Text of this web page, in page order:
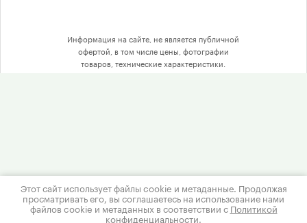
Информация на сайте, не является публичной
офертой, в том числе цены, фотографии
товаров, технические характеристики.
Интернет магазин картриджей
Этот сайт использует файлы cookie и метаданные. Продолжая
просматривать его, вы соглашаетесь на использование нами
файлов cookie и метаданных в соответствии с Политикой
конфиденциальности.